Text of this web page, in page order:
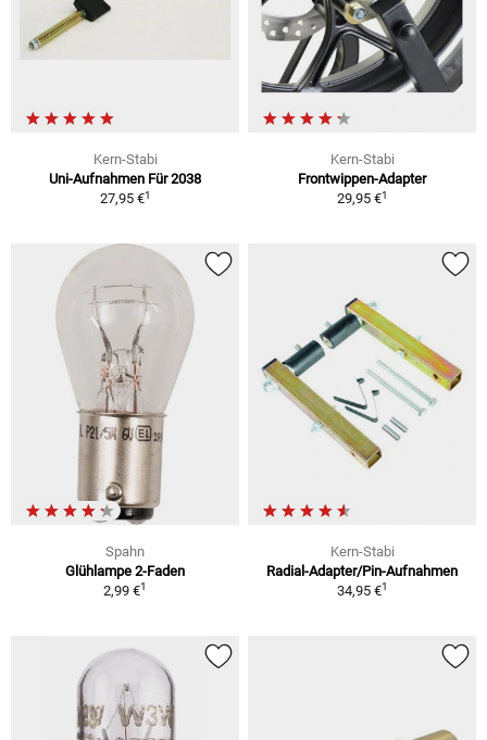
Kern-Stabi
Uni-Aufnahmen Für 2038
27,95 €1
Kern-Stabi
Frontwippen-Adapter
29,95 €1
Spahn
Glühlampe 2-Faden
2,99 €1
Kern-Stabi
Radial-Adapter/Pin-Aufnahmen
34,95 €1